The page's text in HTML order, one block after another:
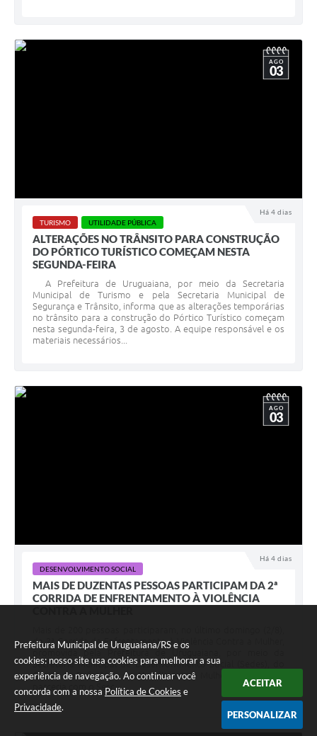
Prefeitura Municipal de Uruguaiana/RS e os
cookies: nosso site usa cookies para melhorar a sua
experiência de navegação. Ao continuar você
concorda com a nossa Política de Cookies e
Privacidade.
ACEITAR
PERSONALIZAR
Há 4 dias
AGO
03
TURISMO UTILIDADE PÚBLICA
ALTERAÇÕES NO TRÂNSITO PARA CONSTRUÇÃO
DO PÓRTICO TURÍSTICO COMEÇAM NESTA
SEGUNDA-FEIRA
A Prefeitura de Uruguaiana, por meio da Secretaria
Municipal de Turismo e pela Secretaria Municipal de
Segurança e Trânsito, informa que as alterações temporárias
no trânsito para a construção do Pórtico Turístico começam
nesta segunda-feira, 3 de agosto. A equipe responsável e os
materiais necessários...
Há 4 dias
AGO
03
DESENVOLVIMENTO SOCIAL
MAIS DE DUZENTAS PESSOAS PARTICIPAM DA 2ª
CORRIDA DE ENFRENTAMENTO À VIOLÊNCIA
da 2ª Corrida de Enfrentamento à Violência Contra a Mulher,
promovida pela Prefeitura de Uruguaiana, por meio da
Secretaria Municipal de Desenvolvimento Social (Sedes), do
Centro de Referência de Atendimento à Mulher (CRAM) e em
parceria com o Sesc...